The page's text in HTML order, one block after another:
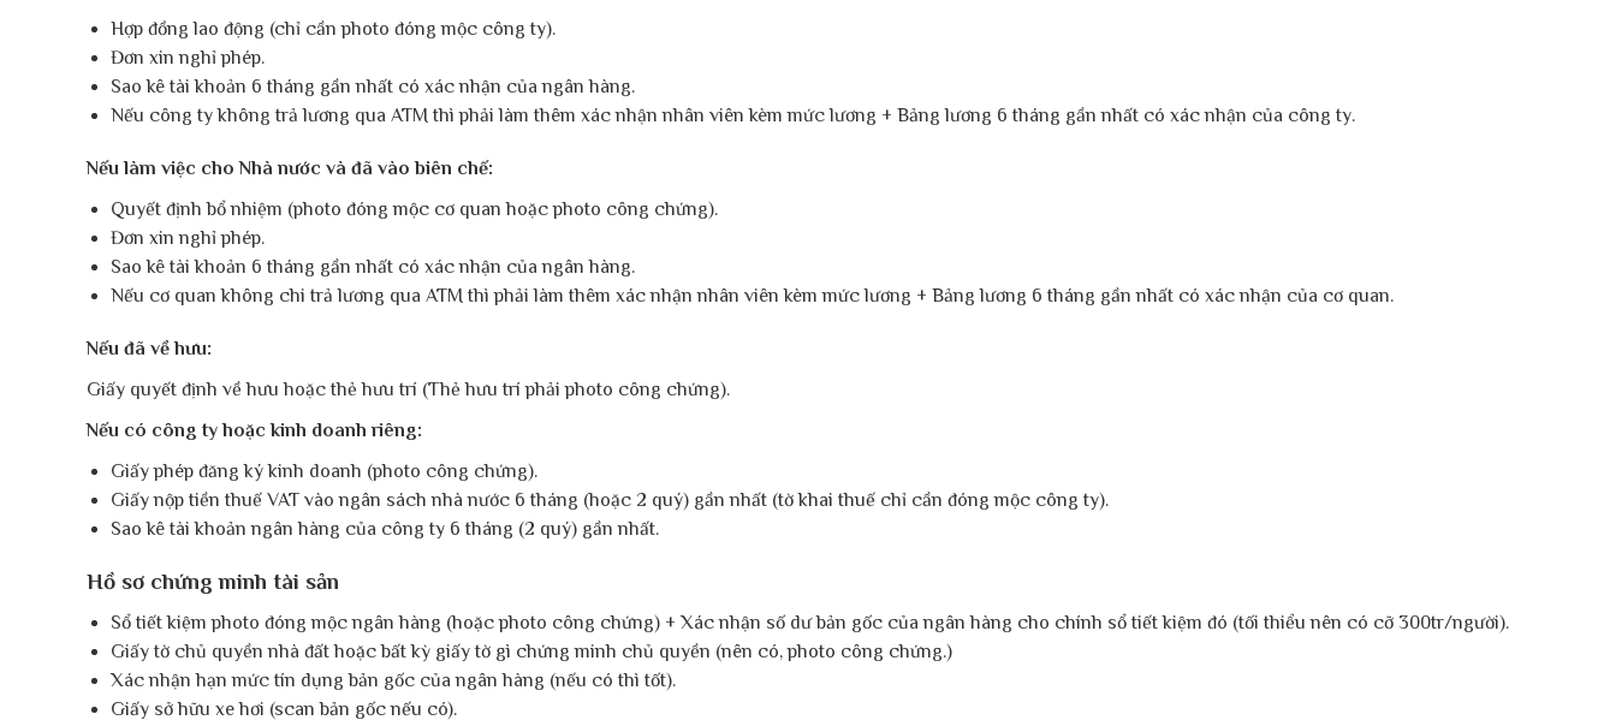
Hợp đồng lao động (chỉ cần photo đóng mộc công ty).
Đơn xin nghỉ phép.
Sao kê tài khoản 6 tháng gần nhất có xác nhận của ngân hàng.
Nếu công ty không trả lương qua ATM thì phải làm thêm xác nhận nhân viên kèm mức lương + Bảng lương 6 tháng gần nhất có xác nhận của công ty.
Nếu làm việc cho Nhà nước và đã vào biên chế:
Quyết định bổ nhiệm (photo đóng mộc cơ quan hoặc photo công chứng).
Đơn xin nghỉ phép.
Sao kê tài khoản 6 tháng gần nhất có xác nhận của ngân hàng.
Nếu cơ quan không chi trả lương qua ATM thì phải làm thêm xác nhận nhân viên kèm mức lương + Bảng lương 6 tháng gần nhất có xác nhận của cơ quan.
Nếu đã về hưu:
Giấy quyết định về hưu hoặc thẻ hưu trí (Thẻ hưu trí phải photo công chứng).
Nếu có công ty hoặc kinh doanh riêng:
Giấy phép đăng ký kinh doanh (photo công chứng).
Giấy nộp tiền thuế VAT vào ngân sách nhà nước 6 tháng (hoặc 2 quý) gần nhất (tờ khai thuế chỉ cần đóng mộc công ty).
Sao kê tài khoản ngân hàng của công ty 6 tháng (2 quý) gần nhất.
Hồ sơ chứng minh tài sản
Sổ tiết kiệm photo đóng mộc ngân hàng (hoặc photo công chứng) + Xác nhận số dư bản gốc của ngân hàng cho chính sổ tiết kiệm đó (tối thiểu nên có cỡ 300tr/người).
Giấy tờ chủ quyền nhà đất hoặc bất kỳ giấy tờ gì chứng minh chủ quyền (nên có, photo công chứng.)
Xác nhận hạn mức tín dụng bản gốc của ngân hàng (nếu có thì tốt).
Giấy sở hữu xe hơi (scan bản gốc nếu có).